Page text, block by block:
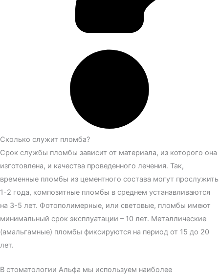
Сколько служит пломба?
Срок службы пломбы зависит от материала, из которого она
изготовлена, и качества проведенного лечения. Так,
временные пломбы из цементного состава могут прослужить
1-2 года, композитные пломбы в среднем устанавливаются
на 3-5 лет. Фотополимерные, или световые, пломбы имеют
минимальный срок эксплуатации – 10 лет. Металлические
(амальгамные) пломбы фиксируются на период от 15 до 20
лет.
В стоматологии Альфа мы используем наиболее